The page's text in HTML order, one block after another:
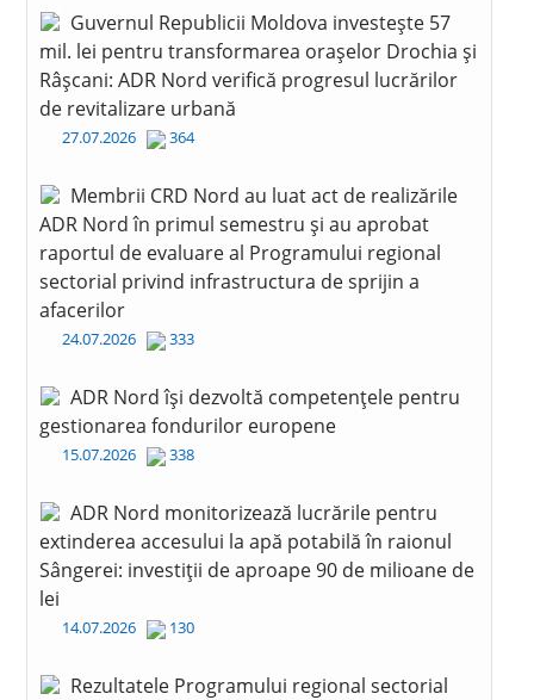
Guvernul Republicii Moldova investește 57
mil. lei pentru transformarea orașelor Drochia și
Râșcani: ADR Nord verifică progresul lucrărilor
de revitalizare urbană
27.07.2026 364
Membrii CRD Nord au luat act de realizările
ADR Nord în primul semestru și au aprobat
raportul de evaluare al Programului regional
sectorial privind infrastructura de sprijin a
afacerilor
24.07.2026 333
ADR Nord își dezvoltă competențele pentru
gestionarea fondurilor europene
15.07.2026 338
ADR Nord monitorizează lucrările pentru
extinderea accesului la apă potabilă în raionul
Sângerei: investiții de aproape 90 de milioane de
lei
14.07.2026 130
Rezultatele Programului regional sectorial